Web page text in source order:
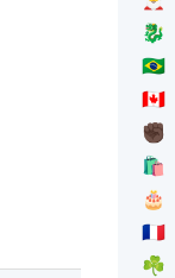
🐉
🇧🇷
🇨🇦
✊🏿
🛍️
🎂
🇫🇷
☘️